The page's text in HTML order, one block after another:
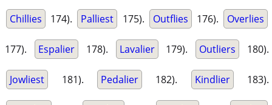
Chillies 174). Palliest 175). Outflies 176). Overlies
177). Espalier 178). Lavalier 179). Outliers 180).
Jowliest 181). Pedalier 182). Kindlier 183).